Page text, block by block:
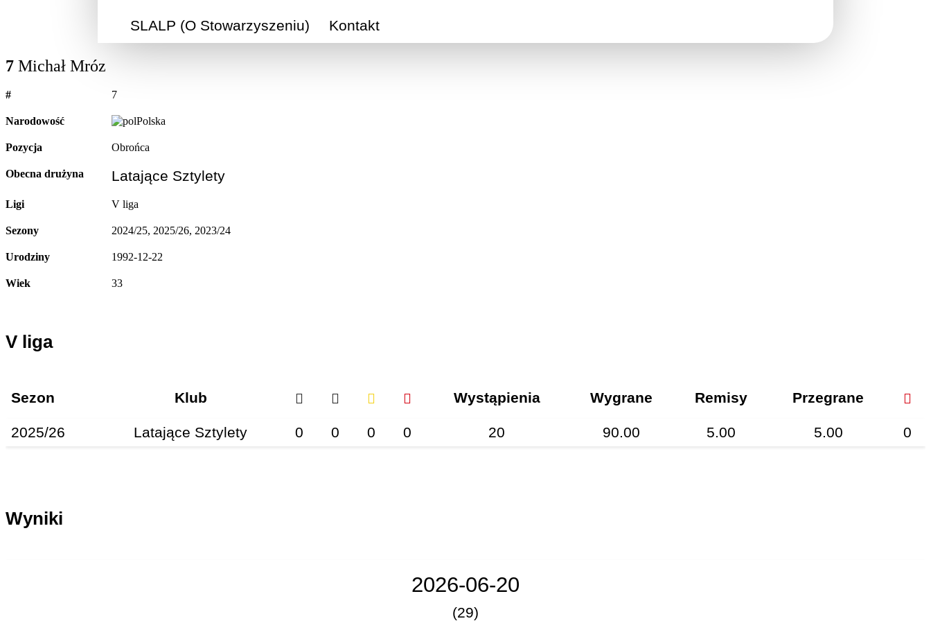
SLALP (O Stowarzyszeniu) Kontakt
7 Michał Mróz
# 7
Narodowość Polska
Pozycja Obrońca
Obecna drużyna Latające Sztylety
Ligi V liga
Sezony 2024/25, 2025/26, 2023/24
Urodziny 1992-12-22
Wiek 33
V liga
Sezon Klub Wystąpienia Wygrane Remisy Przegrane
2025/26 Latające Sztylety 0 0 0 0 20 90.00 5.00 5.00 0
Wyniki
2026-06-20
(29)